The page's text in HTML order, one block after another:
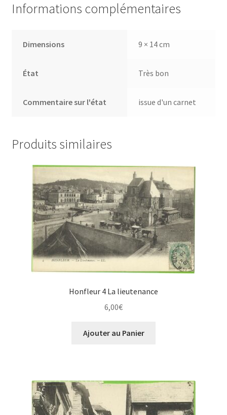
Informations complémentaires
Dimensions 9 × 14 cm
État Très bon
Commentaire sur l'état issue d'un carnet
Produits similaires
Honfleur 4 La lieutenance
6,00€
Ajouter au Panier